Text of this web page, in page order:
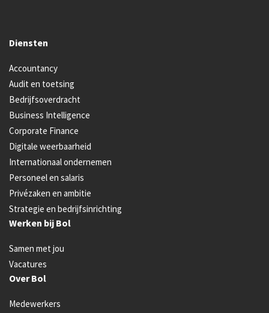
Diensten
Accountancy
Audit en toetsing
Bedrijfsoverdracht
Business Intelligence
Corporate Finance
Digitale weerbaarheid
Internationaal ondernemen
Personeel en salaris
Privézaken en ambitie
Strategie en bedrijfsinrichting
Werken bij Bol
Samen met jou
Vacatures
Over Bol
Medewerkers